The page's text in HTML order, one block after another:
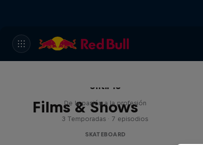
Films & Shows
Until 18
De la pasión a la profesión
3 Temporadas · 7 episodios
SKATEBOARD